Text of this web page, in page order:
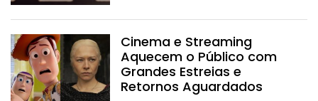
Cinema e Streaming
Aquecem o Público com
Grandes Estreias e
Retornos Aguardados